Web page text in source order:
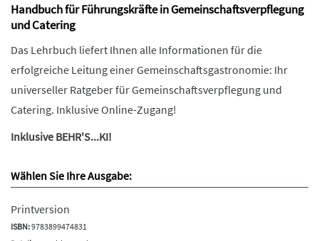
Handbuch für Führungskräfte in Gemeinschaftsverpflegung
und Catering
Das Lehrbuch liefert Ihnen alle Informationen für die
erfolgreiche Leitung einer Gemeinschaftsgastronomie: Ihr
universeller Ratgeber für Gemeinschaftsverpflegung und
Catering. Inklusive Online-Zugang!
Inklusive BEHR'S...KI!
Wählen Sie Ihre Ausgabe:
Printversion
ISBN:9783899474831